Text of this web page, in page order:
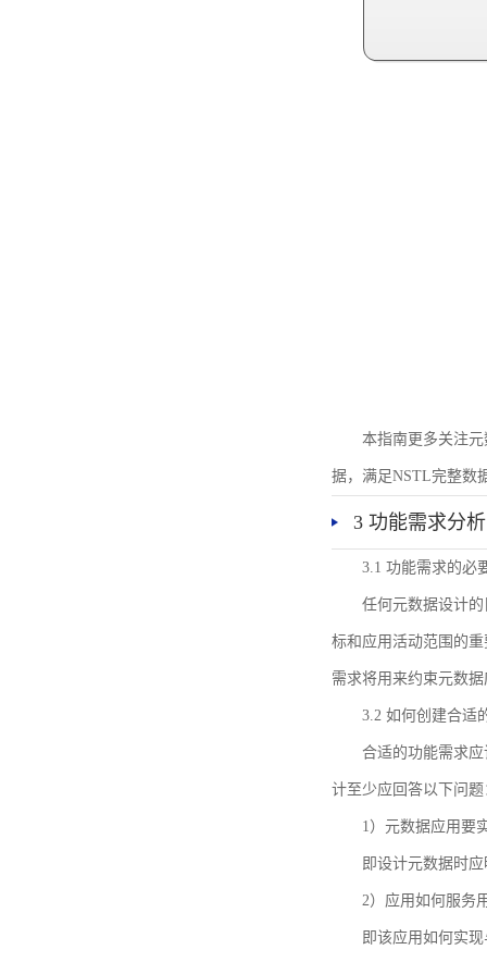
本指南更多关注
据，满足NSTL完整数
3 功能需求分析
3.1 功能需求的必
任何元数据设计
标和应用活动范围的
需求将用来约束元数
3.2 如何创建合适
合适的功能需求
计至少应回答以下问题
1）元数据应用要
即设计元数据时
2）应用如何服务
即该应用如何实